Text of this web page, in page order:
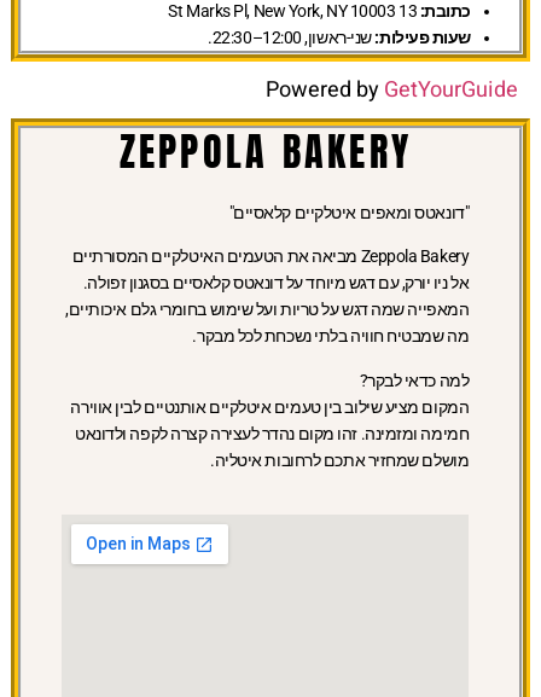
כתובת:
שעות פעילות:שני-ראשון, 12:00–22:30.
Powered byGetYourGuide
ZEPPOLA BAKERY
"דונאטס ומאפים איטלקיים קלאסיים"
Zeppola Bakery מביאה את הטעמים האיטלקיים המסורתיים
אל ניו יורק, עם דגש מיוחד על דונאטס קלאסיים בסגנון זפולה.
המאפייה שמה דגש על טריות ועל שימוש בחומרי גלם איכותיים,
מה שמבטיח חוויה בלתי נשכחת לכל מבקר.
למה כדאי לבקר?
המקום מציע שילוב בין טעמים איטלקיים אותנטיים לבין אווירה
חמימה ומזמינה. זהו מקום נהדר לעצירה קצרה לקפה ולדונאט
מושלם שמחזיר אתכם לרחובות איטליה.